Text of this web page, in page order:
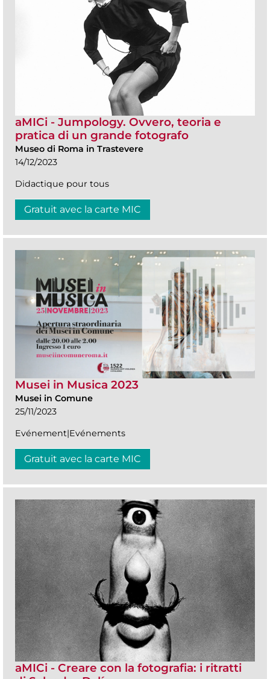
aMICi - Jumpology. Ovvero, teoria e
pratica di un grande fotografo
Museo di Roma in Trastevere
14/12/2023
Didactique pour tous
Gratuit avec la carte MIC
Musei in Musica 2023
Musei in Comune
25/11/2023
Evénement|Evénements
Gratuit avec la carte MIC
aMICi - Creare con la fotografia: i ritratti